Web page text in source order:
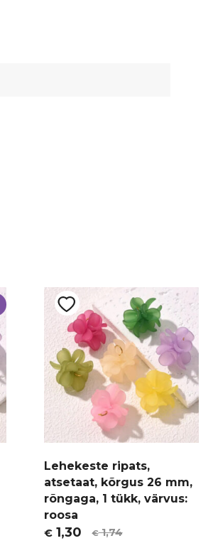
Lehekeste ripats,
atsetaat, kõrgus 26 mm,
rõngaga, 1 tükk, värvus:
roosa
€1,74
Algne
€1,30
Current